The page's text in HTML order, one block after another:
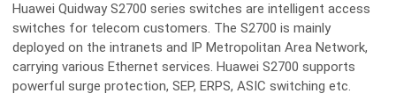
Huawei Quidway S2700 series switches are intelligent access
switches for telecom customers. The S2700 is mainly
deployed on the intranets and IP Metropolitan Area Network,
carrying various Ethernet services. Huawei S2700 supports
powerful surge protection, SEP, ERPS, ASIC switching etc.